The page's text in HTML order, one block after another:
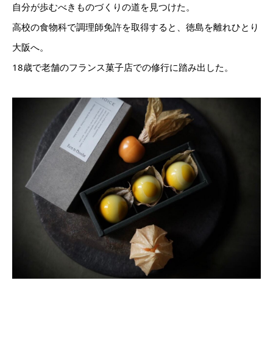
自分が歩むべきものづくりの道を見つけた。
高校の食物科で調理師免許を取得すると、徳島を離れひとり
大阪へ。
18歳で老舗のフランス菓子店での修行に踏み出した。